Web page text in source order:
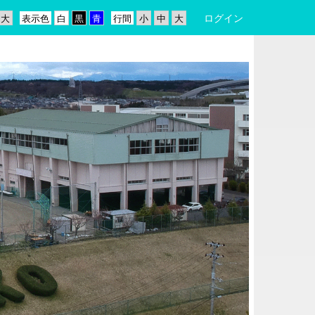
行間
表示色 ログイン